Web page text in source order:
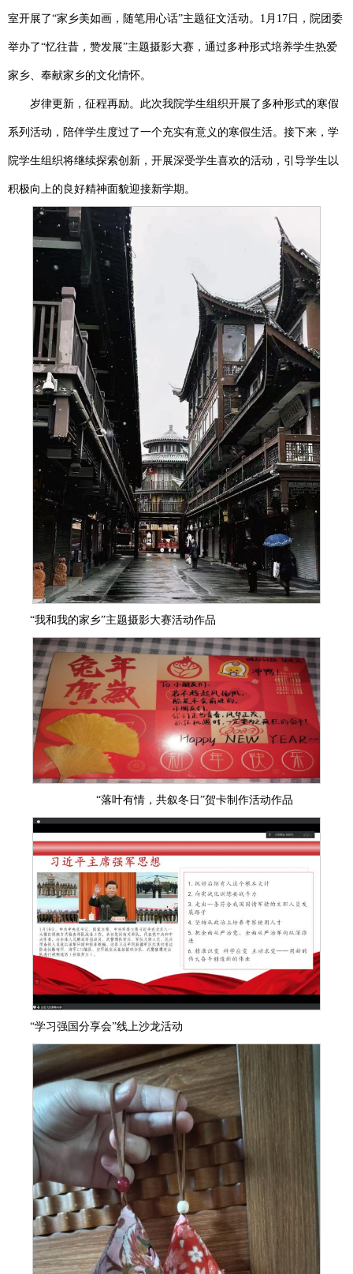
室开展了“家乡美如画，随笔用心话”主题征文活动。1月17日，院团委
举办了“忆往昔，赞发展”主题摄影大赛，通过多种形式培养学生热爱
家乡、奉献家乡的文化情怀。
岁律更新，征程再励。此次我院学生组织开展了多种形式的寒假
系列活动，陪伴学生度过了一个充实有意义的寒假生活。接下来，学
院学生组织将继续探索创新，开展深受学生喜欢的活动，引导学生以
积极向上的良好精神面貌迎接新学期。
“我和我的家乡”主题摄影大赛活动作品
“落叶有情，共叙冬日”贺卡制作活动作品
“学习强国分享会”线上沙龙活动